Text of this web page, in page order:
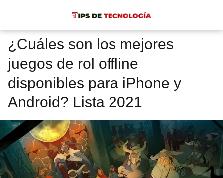
¿Cuáles son los mejores
juegos de rol offline
disponibles para iPhone y
Android? Lista 2021